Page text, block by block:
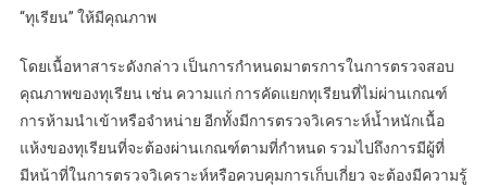
“ทุเรียน” ให้มีคุณภาพ
โดยเนื้อหาสาระดังกล่าว เป็นการกำหนดมาตรการในการตรวจสอบ
คุณภาพของทุเรียน เช่น ความแก่ การคัดแยกทุเรียนที่ไม่ผ่านเกณฑ์
การห้ามนำเข้าหรือจำหน่าย อีกทั้งมีการตรวจวิเคราะห์น้ำหนักเนื้อ
แห้งของทุเรียนที่จะต้องผ่านเกณฑ์ตามที่กำหนด รวมไปถึงการมีผู้ที่
มีหน้าที่ในการตรวจวิเคราะห์หรือควบคุมการเก็บเกี่ยว จะต้องมีความรู้